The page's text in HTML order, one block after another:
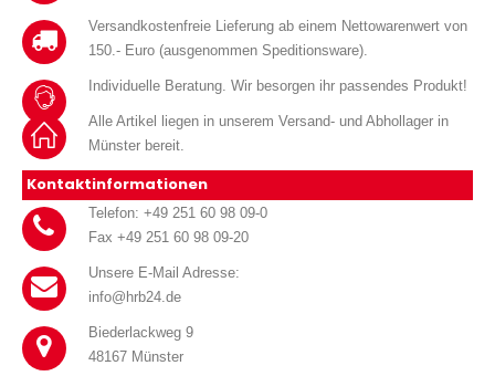
Versandkostenfreie Lieferung ab einem Nettowarenwert von
150.- Euro (ausgenommen Speditionsware).
Individuelle Beratung. Wir besorgen ihr passendes Produkt!
Alle Artikel liegen in unserem Versand- und Abhollager in
Münster bereit.
Kontaktinformationen
Telefon: +49 251 60 98 09-0
Fax +49 251 60 98 09-20
Unsere E-Mail Adresse:
info@hrb24.de
Biederlackweg 9
48167 Münster